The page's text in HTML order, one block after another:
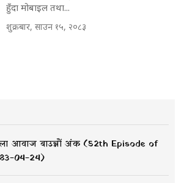
हुँदा मोबाइल तथा...
शुक्रबार, साउन १५, २०८३
आवाज बाउन्नौं अंक (52th Episode of
04-24)